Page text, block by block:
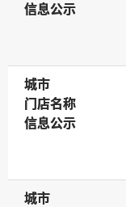
信息公示
信息公示
城市
城市
门店名称
门店名称
信息公示
信息公示
城市
城市